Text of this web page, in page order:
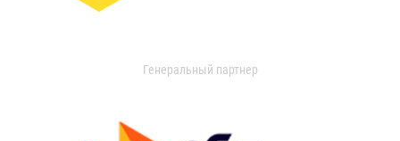
Генеральный партнер